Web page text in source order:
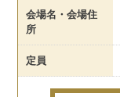
会場名・会場住
所
定員